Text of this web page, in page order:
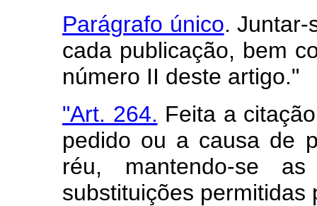
Parágrafo único. Juntar-
cada publicação, bem
número II deste artigo."
"Art. 264. Feita a
pedido ou a causa de
réu, mantendo-se
substituições permitidas